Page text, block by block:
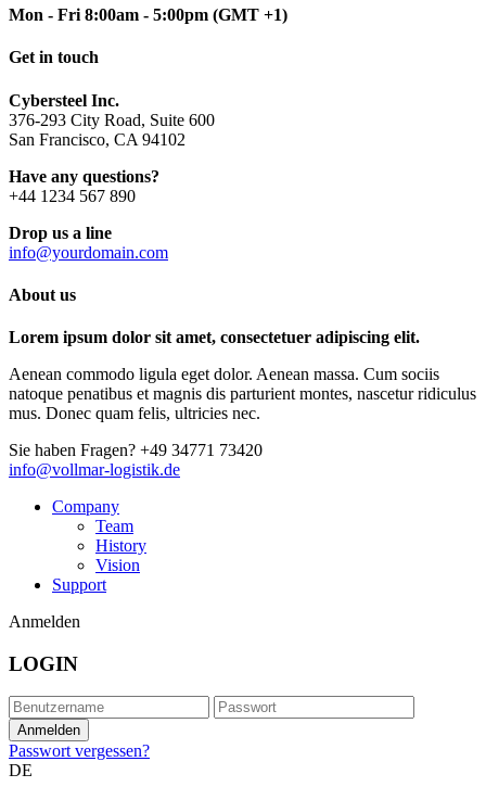
Mon - Fri 8:00am - 5:00pm (GMT +1)
Get in touch
Cybersteel Inc.
376-293 City Road, Suite 600
San Francisco, CA 94102
Have any questions?
+44 1234 567 890
Drop us a line
info@yourdomain.com
About us
Lorem ipsum dolor sit amet, consectetuer adipiscing elit.
Aenean commodo ligula eget dolor. Aenean massa. Cum sociis
natoque penatibus et magnis dis parturient montes, nascetur ridiculus
mus. Donec quam felis, ultricies nec.
Sie haben Fragen? +49 34771 73420
info@vollmar-logistik.de
Company
Team
History
Vision
Support
Anmelden
LOGIN
Passwort vergessen?
DE